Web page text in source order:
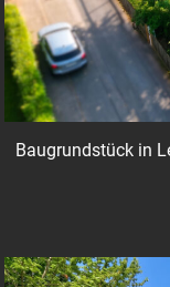
Baugrundstück in